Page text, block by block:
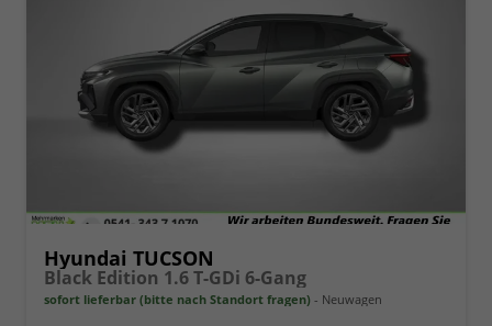
Hyundai TUCSON
Black Edition 1.6 T-GDi 6-Gang
sofort lieferbar (bitte nach Standort fragen) Neuwagen